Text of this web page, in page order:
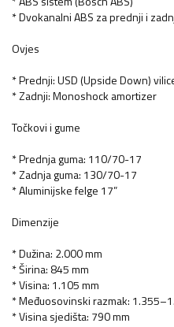
* Dvokanalni ABS za prednji i
Ovjes
* Prednji: USD (Upside Down)
* Zadnji: Monoshock amortizer
Točkovi i gume
* Prednja guma: 110/70-17
* Zadnja guma: 130/70-17
* Aluminijske felge 17”
Dimenzije
* Dužina: 2.000 mm
* Širina: 845 mm
* Visina: 1.105 mm
* Međuosovinski razmak:
* Visina sjedišta: 790 mm